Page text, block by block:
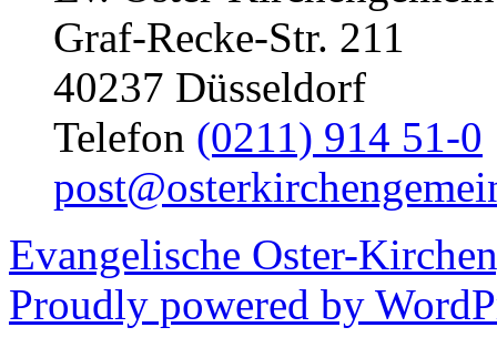
Graf-Recke-Str. 211
40237 Düsseldorf
Telefon (0211) 914 51-0
Evangelische Oster-
Proudly powered by